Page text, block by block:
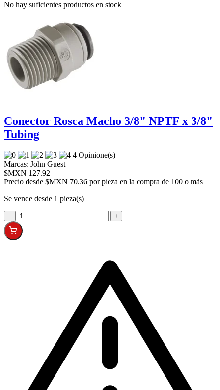
No hay suficientes productos en stock
Conector Rosca Macho 3/8" NPTF x 3/8"
Tubing
4 Opinione(s)
Marcas: John Guest
$MXN 127.92
Precio desde $MXN 70.36 por pieza en la compra de 100 o más
Se vende desde 1 pieza(s)
− +